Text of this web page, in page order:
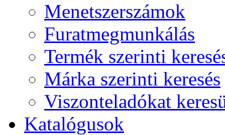
Menetszerszámok
Furatmegmunkálás
Termék szerinti
Márka szerinti keresés
Viszonteladókat
Katalógusok